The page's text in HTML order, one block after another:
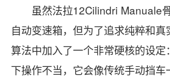
虽然法拉12Cilindri Manuale
自动变速箱，但为了追求纯粹和
算法中加入了一个非常硬核的设
下操作不当，它会像传统手动挡车